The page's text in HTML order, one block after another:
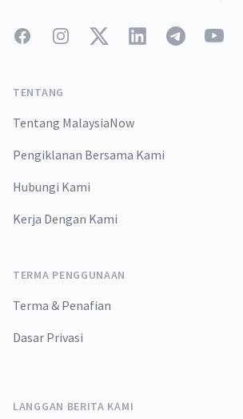
FacebookInstagramTwitterLinkedInTelegram
TENTANG
Tentang MalaysiaNow
Pengiklanan Bersama Kami
Hubungi Kami
Kerja Dengan Kami
TERMA PENGGUNAAN
Terma & Penafian
Dasar Privasi
LANGGAN BERITA KAMI